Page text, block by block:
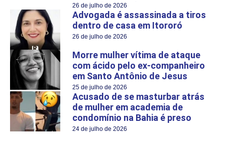
26 de julho de 2026
Advogada é assassinada a tiros
dentro de casa em Itororó
26 de julho de 2026
Morre mulher vítima de ataque
com ácido pelo ex-companheiro
em Santo Antônio de Jesus
25 de julho de 2026
Acusado de se masturbar atrás
de mulher em academia de
condomínio na Bahia é preso
24 de julho de 2026